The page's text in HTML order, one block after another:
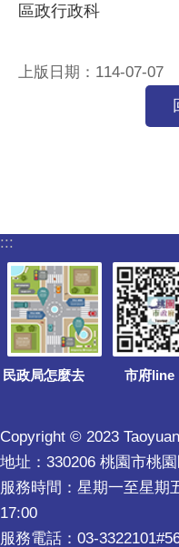
區政行政科
上版日期：114-07-07
:::
民政局怎麼去 市府line
Copyright © 2023
地址：330206 桃園市桃
服務時間：星期一至星期
17:00
服務電話：03-